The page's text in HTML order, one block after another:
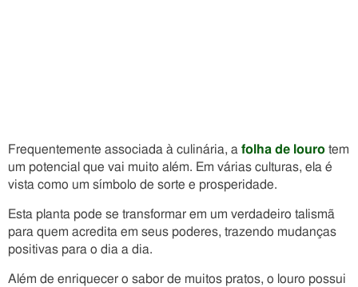
Frequentemente associada à culinária, a folha de louro tem
um potencial que vai muito além. Em várias culturas, ela é
vista como um símbolo de sorte e prosperidade.
Esta planta pode se transformar em um verdadeiro talismã
para quem acredita em seus poderes, trazendo mudanças
positivas para o dia a dia.
Além de enriquecer o sabor de muitos pratos, o louro possui